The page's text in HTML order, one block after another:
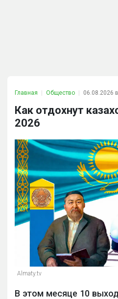
Главная Общество 06.08.2026
Как отдохнут
2026
Almaty.tv
В этом месяце 10